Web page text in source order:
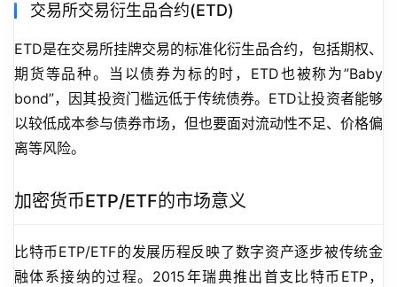
交易所交易衍生品合约(ETD)
ETD是在交易所挂牌交易的标准化衍生品合约，包括期权、
期货等品种。当以债券为标的时，ETD也被称为”Baby
bond”，因其投资门槛远低于传统债券。ETD让投资者能够
以较低成本参与债券市场，但也要面对流动性不足、价格偏
离等风险。
加密货币ETP/ETF的市场意义
比特币ETP/ETF的发展历程反映了数字资产逐步被传统金
融体系接纳的过程。2015年瑞典推出首支比特币ETP，